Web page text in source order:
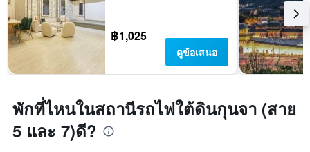
฿1,025
ดูข้อเสนอ
พักที่ไหนในสถานีรถไฟใต้ดินกุนจา (สาย
5 และ 7)ดี?